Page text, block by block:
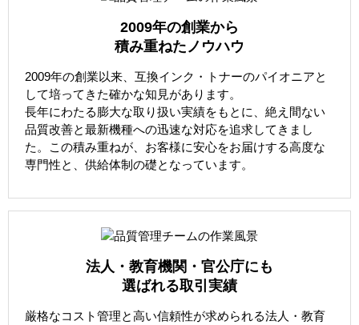
2009年の創業から
積み重ねたノウハウ
2009年の創業以来、互換インク・トナーのパイオニアと
して培ってきた確かな知見があります。
長年にわたる膨大な取り扱い実績をもとに、絶え間ない
品質改善と最新機種への迅速な対応を追求してきまし
た。この積み重ねが、お客様に安心をお届けする高度な
専門性と、供給体制の礎となっています。
法人・教育機関・官公庁にも
選ばれる取引実績
厳格なコスト管理と高い信頼性が求められる法人・教育